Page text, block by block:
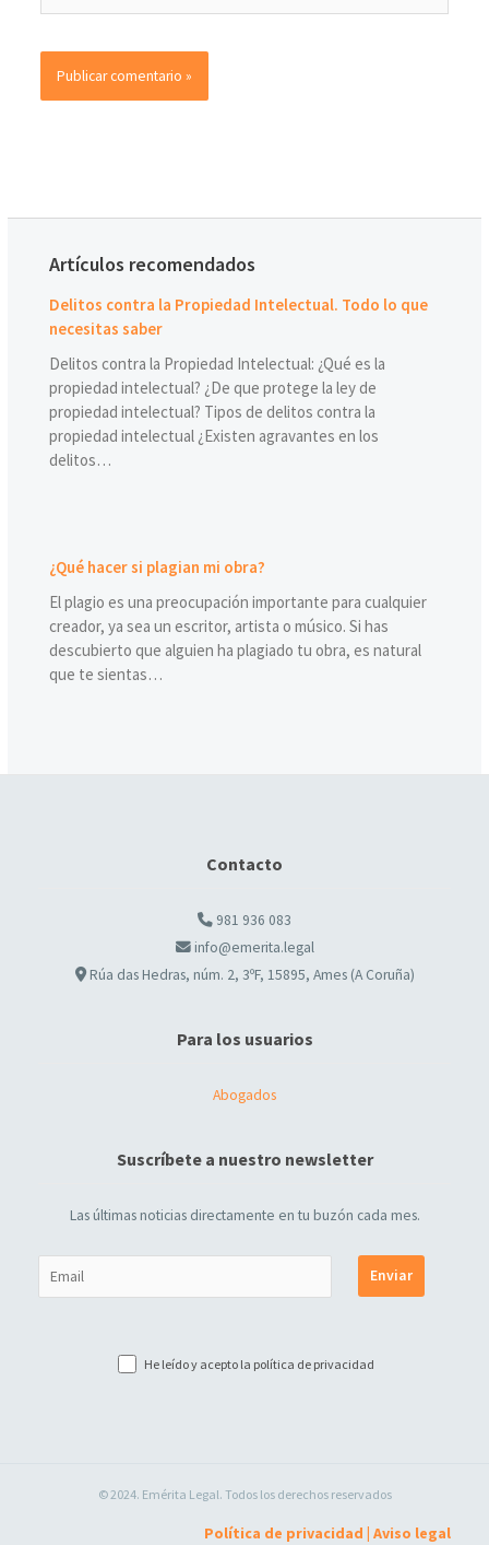
Artículos recomendados
Delitos contra la Propiedad Intelectual. Todo lo que
necesitas saber
Delitos contra la Propiedad Intelectual: ¿Qué es la
propiedad intelectual? ¿De que protege la ley de
propiedad intelectual? Tipos de delitos contra la
propiedad intelectual ¿Existen agravantes en los
delitos…
¿Qué hacer si plagian mi obra?
El plagio es una preocupación importante para cualquier
creador, ya sea un escritor, artista o músico. Si has
descubierto que alguien ha plagiado tu obra, es natural
que te sientas…
Contacto
981 936 083
info@emerita.legal
Rúa das Hedras, núm. 2, 3ºF, 15895, Ames (A Coruña)
Para los usuarios
Abogados
Suscríbete a nuestro newsletter
Las últimas noticias directamente en tu buzón cada mes.
He leído y acepto la política de privacidad
© 2024. Emérita Legal. Todos los derechos reservados
Política de privacidad | Aviso legal